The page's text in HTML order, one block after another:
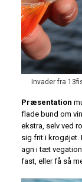
Invader fra
Præsentation
flade bund om
ekstra, selv ved
sig frit i krogøjet.
agn i tæt
fast, eller få så